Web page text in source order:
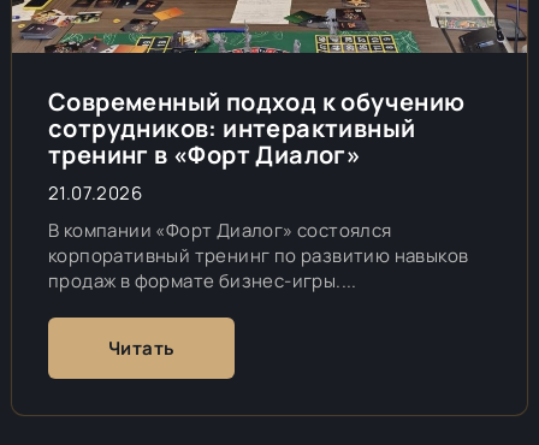
Современный подход к обучению
сотрудников: интерактивный
тренинг в «Форт Диалог»
21.07.2026
В компании «Форт Диалог» состоялся
корпоративный тренинг по развитию навыков
продаж в формате бизнес-игры....
Читать